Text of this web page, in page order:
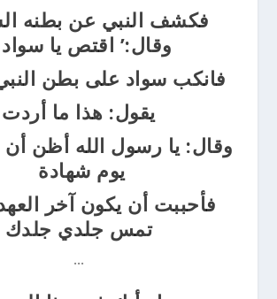
فكشف النبي عن بطنه
وقال:’ اقتص يا سواد
فانكب سواد على بطن النبي
يقول: هذا ما أردت
وقال: يا رسول الله أظن أن
يوم شهادة
فأحببت أن يكون آخر
تمس جلدي جلدك
…